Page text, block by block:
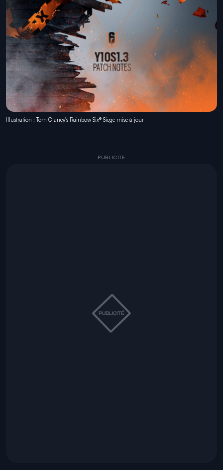
Illustration : Tom Clancy's Rainbow Six® Siege mise à jour